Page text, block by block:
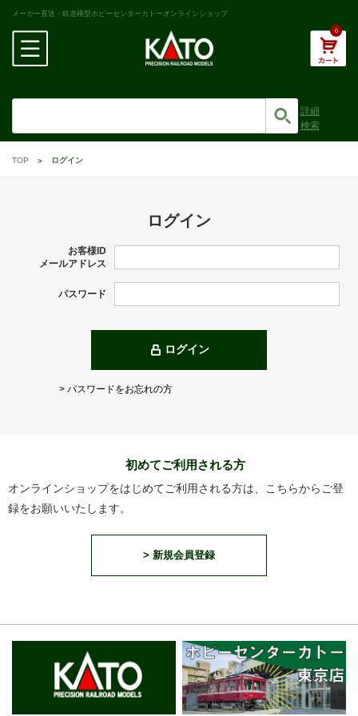
メーカー直送・鉄道模型ホビーセンターカトーオンラインショップ
0
詳細
検索
TOP ログイン
ログイン
お客様ID
メールアドレス
パスワード
ログイン
> パスワードをお忘れの方
初めてご利用される方
オンラインショップをはじめてご利用される方は、こちらからご登
録をお願いいたします。
> 新規会員登録